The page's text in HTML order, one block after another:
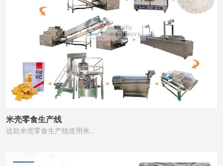
米壳零食生产线
这款米壳零食生产线使用米…